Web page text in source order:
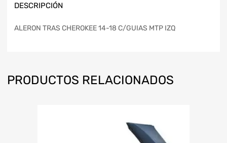
DESCRIPCIÓN
ALERON TRAS CHEROKEE 14-18 C/GUIAS MTP IZQ
PRODUCTOS RELACIONADOS